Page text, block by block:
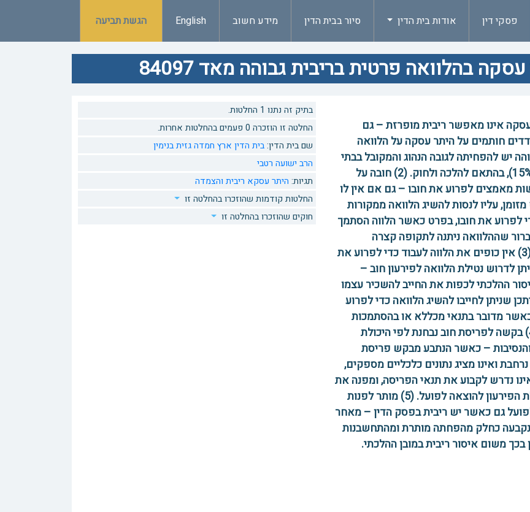
פסקי דין אודות בית הדין סיור בבית הדין מידע חשוב English הגשת תביעה
בהלוואה פרטית בריבית גבוהה מאד 84097
עסקה אינו מאפשר ריבית מופרזת – גם
חותמים על היתר עסקה על הלוואה
יש להפחיתה לגובה הנהוג והמקובל בבתי
הדין (עד 15%), בהתאם להלכה ולחוק. (2) חובה על
מאמצים לפרוע את חובו – גם אם אין לו
עליו לנסות להשיג הלוואה ממקורות
לפרוע את חובו, בפרט כאשר הלווה הסתמך
ברור שההלוואה ניתנה לתקופה קצרה
ומוגדרת. (3) אין כופים את הלווה לעבוד כדי לפרוע את
לדרוש נטילת הלוואה לפירעון חוב –
ההלכתי לכפות את החייב להשכיר עצמו
שניתן לחייבו להשיג הלוואה כדי לפרוע
מדובר בתנאי מכללא או בהסתמכות
הדדית. (4) בקשה לפריסת חוב נבחנת לפי היכולת
– כאשר הנתבע מבקש פריסת
ואינו מציג נתונים כלכליים מספקים,
נדרש לקבוע את תנאי הפריסה, ומפנה את
בירור יכולת הפירעון להוצאה לפועל. (5) מותר לפנות
גם כאשר יש ריבית בפסק הדין – מאחר
כחלק מהפחתה מותרת ומהתחשבנות
בכך משום איסור ריבית במובן ההלכתי.
בתיק זה נתנו 1 החלטות.
החלטה זו הוזכרה 0 פעמים בהחלטות אחרות.
שם בית הדין:בית הדין ארץ חמדה גזית בנימין
הרב ישועה רטבי
תגיות: היתר עסקא ריבית והצמדה
החלטות קודמות שהוזכרו בהחלטה זו
חוקים שהוזכרו בהחלטה זו